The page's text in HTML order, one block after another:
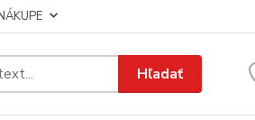
Hľadať